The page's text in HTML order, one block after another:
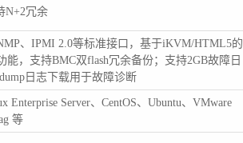
N+2冗余
、IPMI 2.0等标准接口，基于iKVM/HTML5的
，支持BMC双flash冗余备份；支持2GB故障日
日志下载用于故障诊断
Enterprise Server、CentOS、Ubuntu、VMware
等